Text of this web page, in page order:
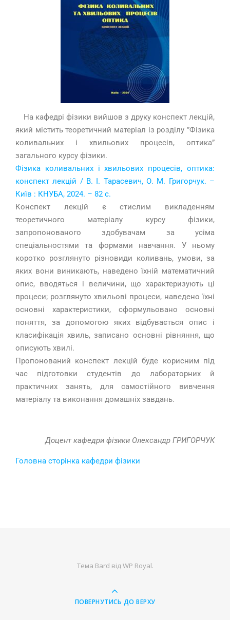
На кафедрі фізики вийшов з друку конспект лекцій,
який містить теоретичний матеріал із розділу ”Фізика
коливальних і хвильових процесів, оптика”
загального курсу фізики.
Фізика коливальних і хвильових процесів, оптика:
конспект лекцій / В. І. Тарасевич, О. М. Григорчук. –
Київ : КНУБА, 2024. – 82 с.
Конспект лекцій є стислим викладенням
теоретичного матеріалу курсу фізики,
запропонованого здобувачам за усіма
спеціальностями та формами навчання. У ньому
коротко розглянуто різновиди коливань, умови, за
яких вони виникають, наведено їхній математичний
опис, вводяться і величини, що характеризують ці
процеси; розглянуто хвильові процеси, наведено їхні
основні характеристики, сформульовано основні
поняття, за допомогою яких відбувається опис і
класифікація хвиль, записано основні рівняння, що
описують хвилі.
Пропонований конспект лекцій буде корисним під
час підготовки студентів до лабораторних й
практичних занять, для самостійного вивчення
матеріалу та виконання домашніх завдань.
Доцент кафедри фізики Олександр ГРИГОРЧУК
Головна сторінка кафедри фізики
Тема Bard відWP Royal.
ПОВЕРНУТИСЬ ДО ВЕРХУ